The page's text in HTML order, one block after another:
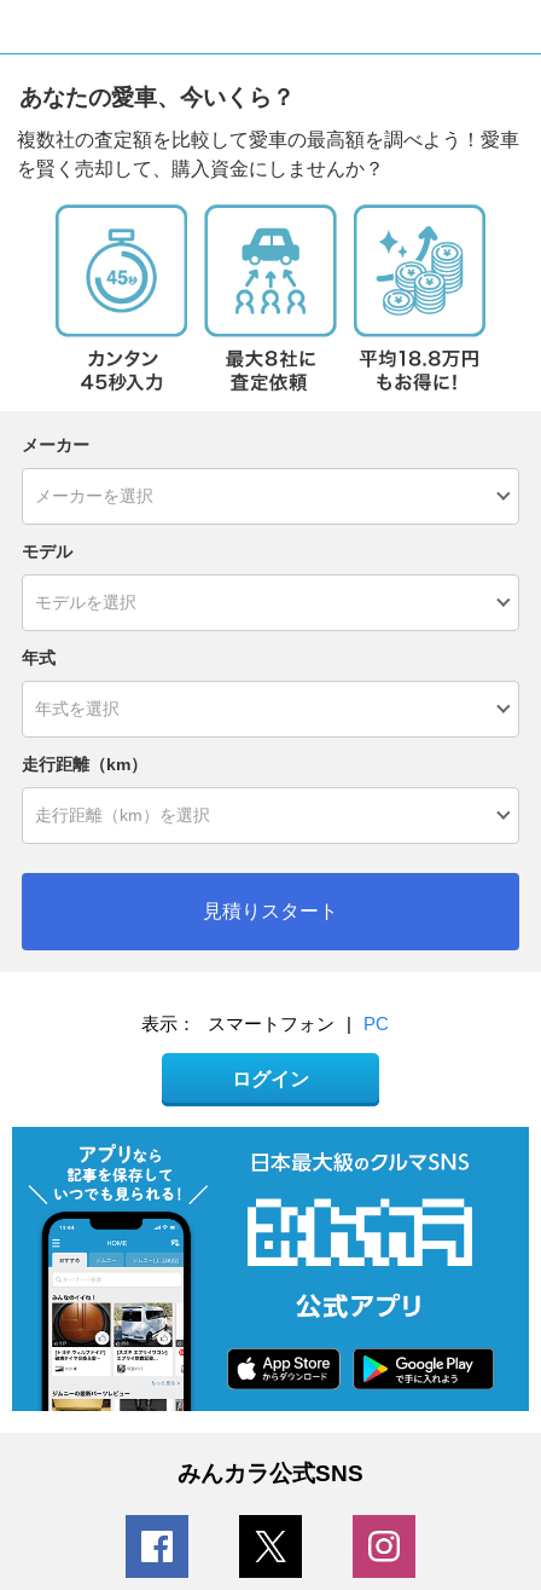
あなたの愛車、今いくら？
複数社の査定額を比較して愛車の最高額を調べよう！愛車
を賢く売却して、購入資金にしませんか？
メーカー
モデル
年式
走行距離（km）
見積りスタート
表示： スマートフォン | PC
ログイン
みんカラ公式SNS